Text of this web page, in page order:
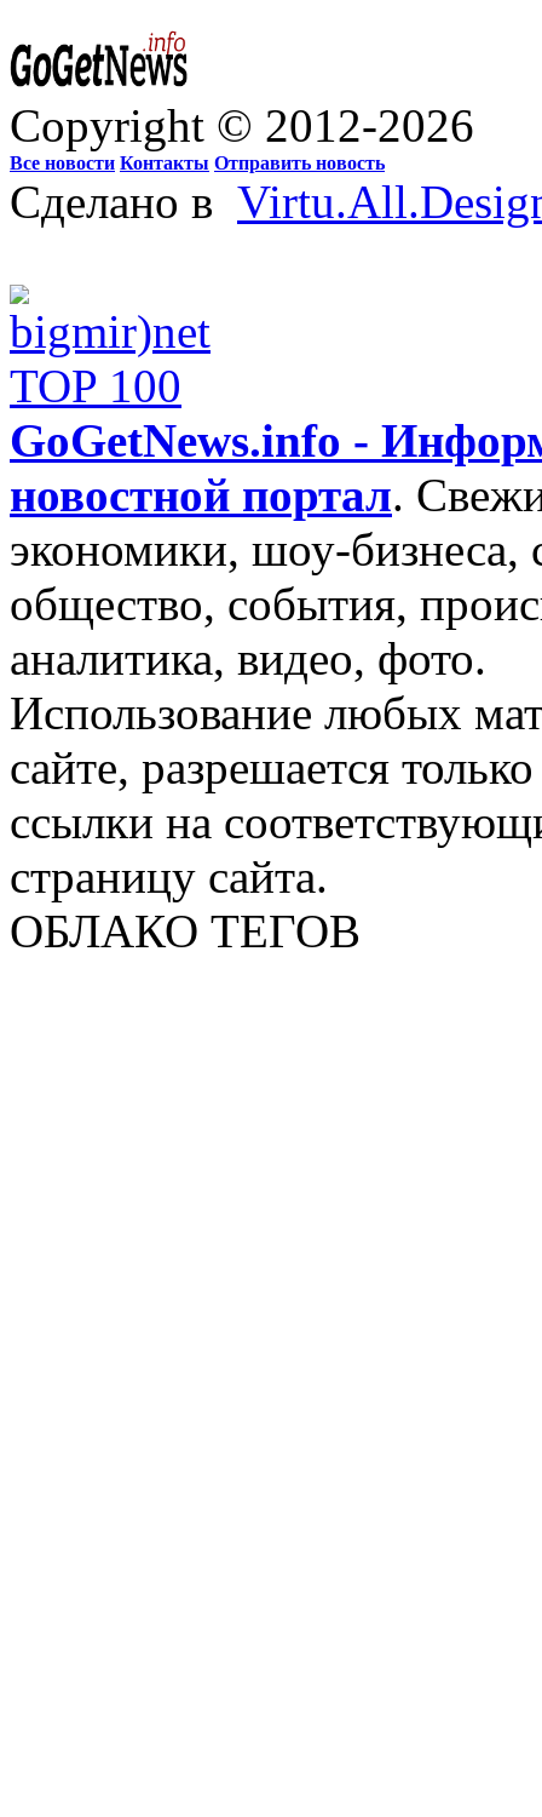
Copyright © 2012-2026
Все новости Контакты Отправить новость
Сделано в
GoGetNews.info -
новостной портал.
экономики, шоу-бизнеса,
общество, события,
аналитика, видео, фото.
Использование любых
сайте, разрешается
ссылки на
страницу сайта.
ОБЛАКО ТЕГОВ